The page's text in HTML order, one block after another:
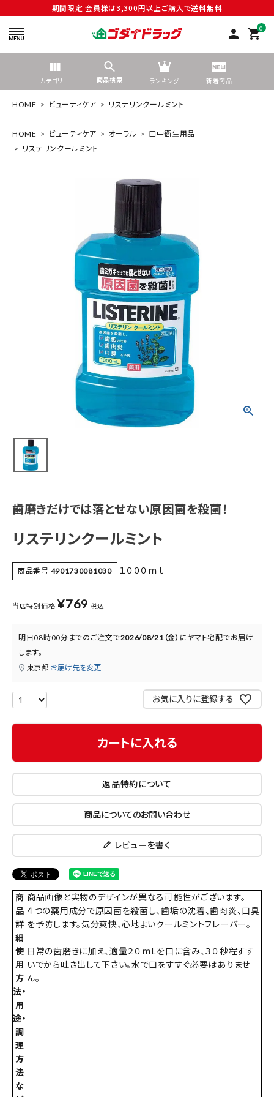
期間限定 会員様は3,300円以上ご購入で送料無料
person 0
shopping_cart
カテゴリー 商品検索 ランキング 新着商品
ACCOUNT MENU
ようこそ ゲスト 様
person 会員登録
雑貨
医薬品に関する注意事項
お問い合わせ
HOME ビューティケア リステリンクールミント
HOME ビューティケア オーラル
口中衛生用品
リステリンクールミント
歯磨きだけでは落とせない原因菌を殺菌！
リステリンクールミント
商品番号 4901730081030 １０００ｍｌ
当店特別価格 ¥769 税込
明日08時00分 までのご注文で2026/08/21（金） に ヤマト宅配でお届け
します。
東京都 お届け先を変更
お気に入りに登録する
カートに入れる
返品特約について
商品についてのお問い合わせ
レビューを書く
商
品
詳
細
商品画像と実物のデザインが異なる可能性がございます。
４つの薬用成分で原因菌を殺菌し、歯垢の沈着、歯肉炎、口臭
を予防します。気分爽快、心地よいクールミントフレーバー。
使
用
方
法・
用
途・
調
理
方
法
な
日常の歯磨きに加え、適量２０ｍLを口に含み、３０秒程すす
いでから吐き出して下さい。水で口をすすぐ必要はありませ
ん。